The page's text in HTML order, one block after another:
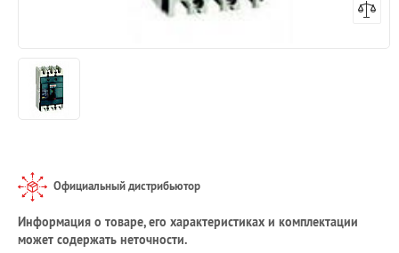
Официальный дистрибьютор
Информация о товаре, его характеристиках и комплектации
может содержать неточности.